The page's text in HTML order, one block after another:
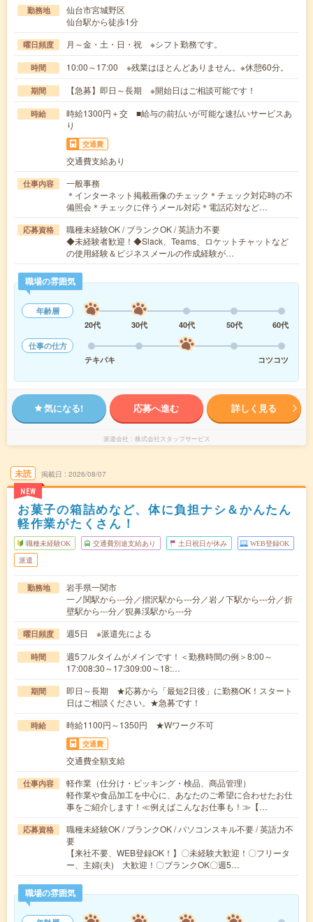
勤務地
仙台市宮城野区
仙台駅から徒歩1分
曜日頻度 月～金・土・日・祝 ※シフト勤務です。
時間 10:00～17:00 ※残業はほとんどありません。※休憩60分。
期間 【急募】即日～長期 ※開始日はご相談可能です！
時給
時給1300円＋交 ■給与の前払いが可能な速払いサービスあ
り
交通費
交通費支給あり
仕事内容
一般事務
＊インターネット掲載画像のチェック＊チェック対応時の不
備照会＊チェックに伴うメール対応＊電話応対など…
応募資格
職種未経験OK / ブランクOK / 英語力不要
◆未経験者歓迎！◆Slack、Teams、ロケットチャットなど
の使用経験＆ビジネスメールの作成経験が…
職場の雰囲気
年齢層
20代
30代 40代 50代
60代
仕事の仕方
テキパキ
コツコツ
気になる! 応募へ進む 詳しく見る
派遣会社 株式会社スタッフサービス
未読
NEW
掲載日 2026/08/07
お菓子の箱詰めなど、体に負担ナシ＆かんたん
軽作業がたくさん！
職種未経験OK 交通費別途支給あり 土日祝日が休み WEB登録OK
派遣
勤務地
岩手県一関市
一ノ関駅から---分／摺沢駅から---分／岩ノ下駅から---分／折
壁駅から---分／猊鼻渓駅から---分
曜日頻度 週5日 ※派遣先による
時間
週5フルタイムがメインです！＜勤務時間の例＞8:00～
17:008:30～17:309:00～18:…
期間
即日～長期 ★応募から「最短2日後」に勤務OK！スタート
日はご相談ください。★急募です！
時給 時給1100円～1350円 ★Wワーク不可
交通費
交通費全額支給
仕事内容
軽作業（仕分け・ピッキング・検品、商品管理）
軽作業や食品加工を中心に、あなたのご希望に合わせたお仕
事をご紹介します！≪例えばこんなお仕事も！≫【…
応募資格
職種未経験OK / ブランクOK / パソコンスキル不要 / 英語力不
要
【来社不要、WEB登録OK！】〇未経験大歓迎！〇フリータ
ー、主婦(夫) 大歓迎！〇ブランクOK〇週5…
職場の雰囲気